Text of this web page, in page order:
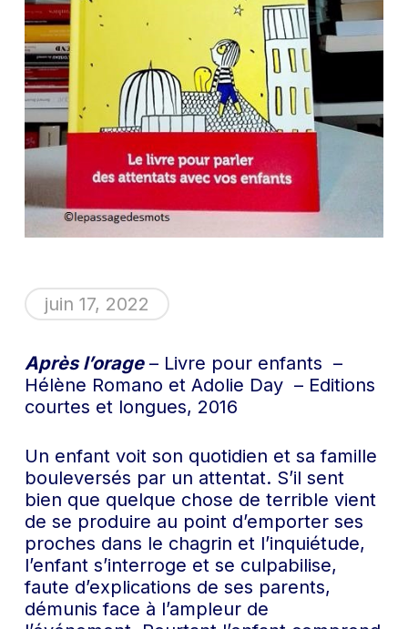
juin 17, 2022
Après l’orage– Livre pour enfants –
Hélène Romano et Adolie Day – Editions
courtes et longues, 2016
Un enfant voit son quotidien et sa famille
bouleversés par un attentat. S’il sent
bien que quelque chose de terrible vient
de se produire au point d’emporter ses
proches dans le chagrin et l’inquiétude,
l’enfant s’interroge et se culpabilise,
faute d’explications de ses parents,
démunis face à l’ampleur de